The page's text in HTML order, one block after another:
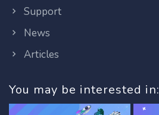
Support
News
Articles
You may be interested in: